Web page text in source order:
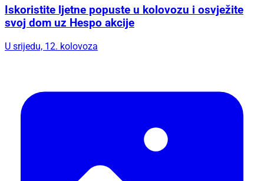
Iskoristite ljetne popuste u kolovozu i osvježite
svoj dom uz Hespo akcije
U srijedu, 12. kolovoza